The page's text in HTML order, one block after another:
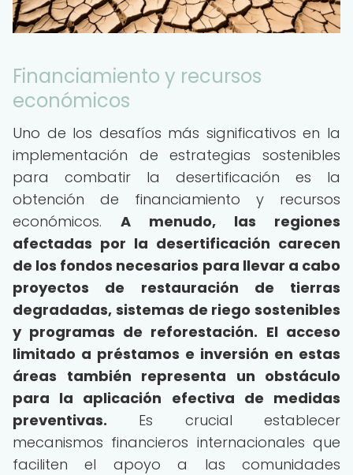
Financiamiento y recursos
económicos
Uno de los desafíos más significativos en la
implementación de estrategias sostenibles
para combatir la desertificación es la
obtención de financiamiento y recursos
económicos. A menudo, las regiones
afectadas por la desertificación carecen
de los fondos necesarios para llevar a cabo
proyectos de restauración de tierras
degradadas, sistemas de riego sostenibles
y programas de reforestación. El acceso
limitado a préstamos e inversión en estas
áreas también representa un obstáculo
para la aplicación efectiva de medidas
preventivas. Es crucial establecer
mecanismos financieros internacionales que
faciliten el apoyo a las comunidades